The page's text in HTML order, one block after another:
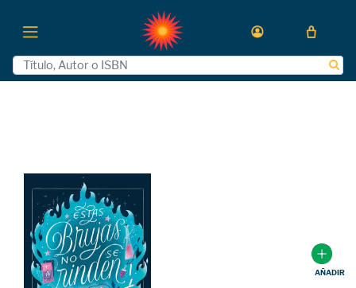
AÑADIR